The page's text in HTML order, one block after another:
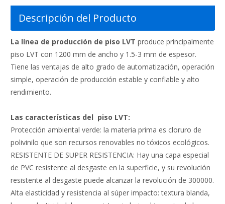
Descripción del Producto
La línea de producción de piso LVT produce principalmente
piso LVT con 1200 mm de ancho y 1.5-3 mm de espesor.
Tiene las ventajas de alto grado de automatización, operación
simple, operación de producción estable y confiable y alto
rendimiento.
Las características del piso LVT:
Protección ambiental verde: la materia prima es cloruro de
polivinilo que son recursos renovables no tóxicos ecológicos.
RESISTENTE DE SUPER RESISTENCIA: Hay una capa especial
de PVC resistente al desgaste en la superficie, y su revolución
resistente al desgaste puede alcanzar la revolución de 300000.
Alta elasticidad y resistencia al súper impacto: textura blanda,